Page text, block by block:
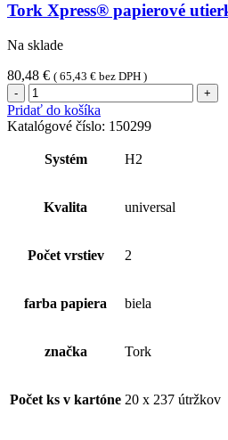
Tork Xpress® papierové
Na sklade
80,48 € ( 65,43 € bez DPH )
množstvo
Tork
Xpress®
papierové
utierky
Multifold
Pridať do košíka
Katalógové číslo: 150299
Systém H2
Kvalita universal
Počet vrstiev 2
farba papiera biela
značka Tork
Počet ks v kartóne 20 x 237 útržkov